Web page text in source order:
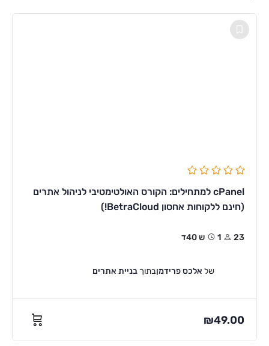
cPanel למתחילים: הקורס האולטימטיבי לניהול אתרים
(חינם ללקוחות אחסון BetraCloud!)
23 1ש 40ד
של אלכס פרידמןבתוך בניית אתרים
₪49.00